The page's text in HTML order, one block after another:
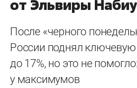
от Эльвиры
После «черного
России поднял ключевую
до 17%, но это не
у максимумов